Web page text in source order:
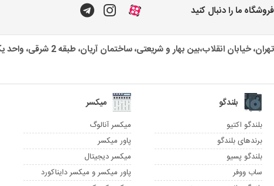
فروشگاه ما را دنبال کنید
تهران، خیابان انقلاب،بین بهار و شریعتی، ساختمان آریان، طبقه 2 شرقی، واحد یک
بلندگو
بلندگو اکتیو
برندهای بلندگو
بلندگو پسیو
ساب ووفر
میکسر
میکسر آنالوگ
پاور میکسر
میکسر دیجیتال
پاور میکسر و میکسر دایناکورد